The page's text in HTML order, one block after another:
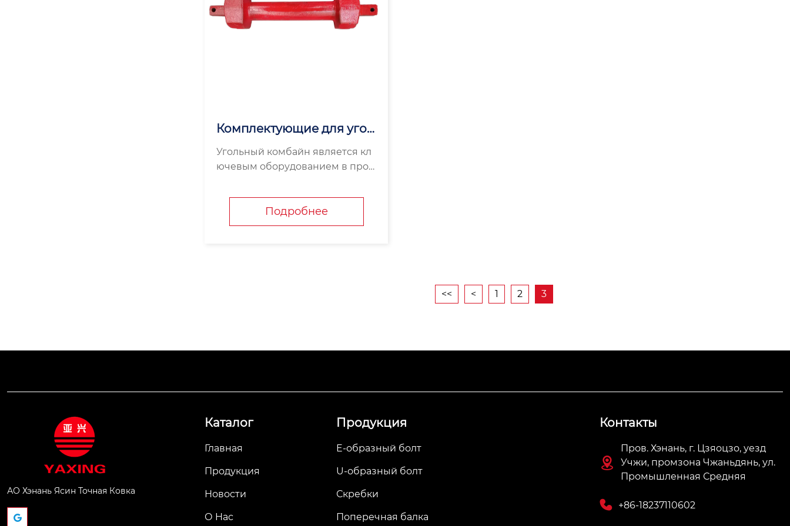
Комплектующие для угол
Угольный комбайн является кл
ючевым оборудованием в проц
щие для угольных комбайнов и
грают решающую роль в обесп
ечении его бесперебойной раб
Подробнее
<< < 1 2 3
АО Хэнань Ясин Точная Ковка
Каталог
Главная
Продукция
Новости
О Hас
Продукция
E-образный болт
U-образный болт
Скребки
Поперечная балка
Контакты

Пров. Хэнань, г. Цзяоцзо, уезд
Учжи, промзона Чжаньдянь, ул.
Промышленная Средняя
 +86-18237110602